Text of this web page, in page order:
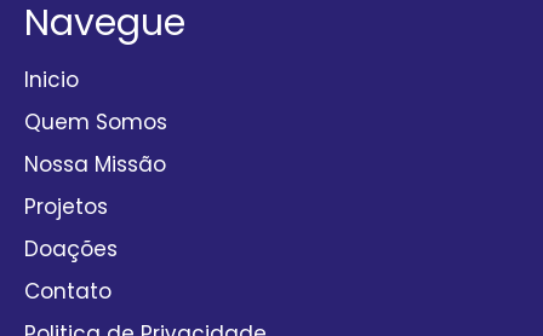
Navegue
Inicio
Quem Somos
Nossa Missão
Projetos
Doações
Contato